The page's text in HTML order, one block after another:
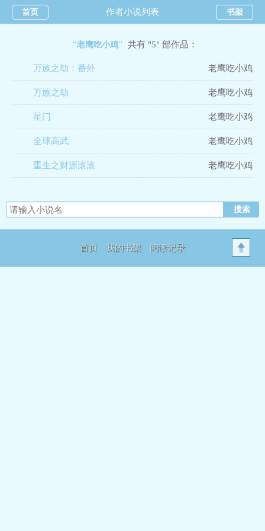
首页 作者小说列表 书架
"老鹰吃小鸡" 共有 "5" 部作品：
万族之劫：番外 老鹰吃小鸡
万族之劫 老鹰吃小鸡
星门 老鹰吃小鸡
全球高武 老鹰吃小鸡
重生之财源滚滚 老鹰吃小鸡
首页 我的书架 阅读记录